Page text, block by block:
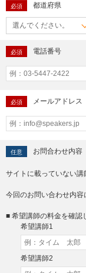
必須 都道府県
必須 電話番号
必須 メールアドレス
任意 お問合わせ内容
サイトに載っていない講
今回のお問い合わせ内容
■ 希望講師の料金を確認
希望講師1
希望講師2